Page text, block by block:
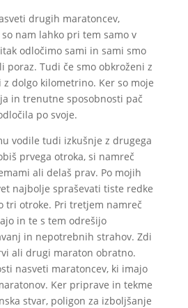
drugih maratoncev,
nam lahko pri tem samo v
odločimo sami in sami smo
poraz. Tudi če smo obkroženi z
dolgo kilometrino. Ker so moje
in trenutne sposobnosti pač
po svoje.
vodile tudi izkušnje z drugega
prvega otroka, si namreč
ali delaš prav. Po mojih
najbolje spraševati tiste redke
tri otroke. Pri tretjem namreč
in te s tem odrešijo
in nepotrebnih strahov. Zdi
ali drugi maraton obratno.
nasveti maratoncev, ki imajo
Ker priprave in tekme
stvar, poligon za izboljšanje